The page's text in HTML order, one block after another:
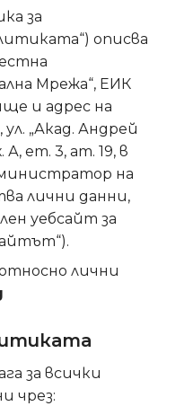
за
описва
Мрежа“, ЕИК
и адрес на
„Акад. Андрей
А, ет. 3, ат. 19, в
на
лични данни,
уебсайт за
лични
за всички
чрез: